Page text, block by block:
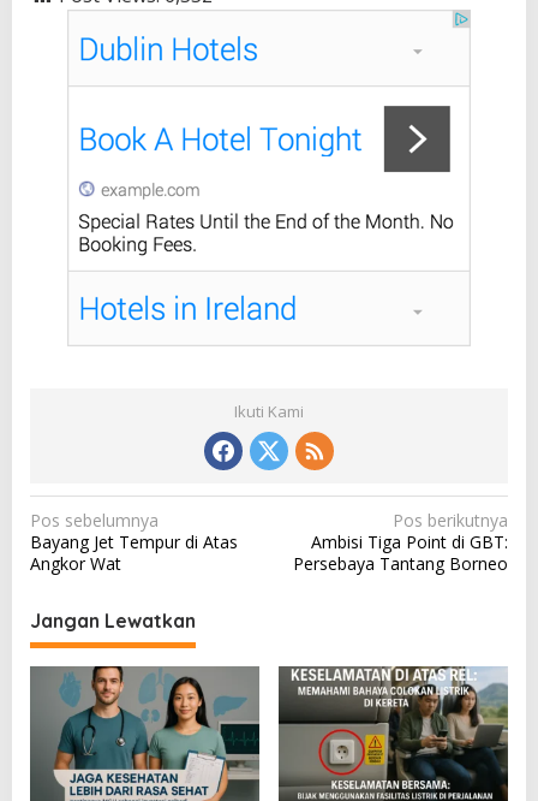
Ikuti Kami
N
a
i
g
Pos sebelumnya
Bayang Jet Tempur di Atas
Angkor Wat
Pos berikutnya
Ambisi Tiga Point di GBT:
Persebaya Tantang Borneo
Jangan Lewatkan